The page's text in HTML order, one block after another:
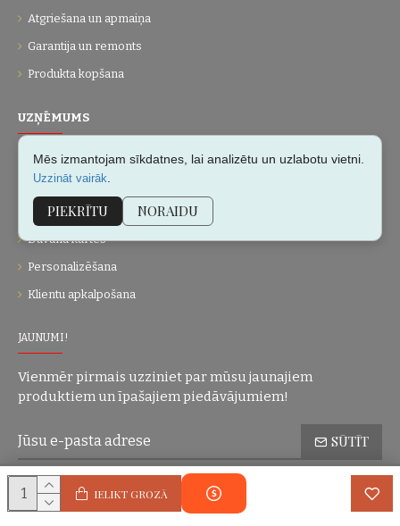
IELIKT GROZĀ
Atgriešana un apmaiņa
Garantija un remonts
Produkta kopšana
UZŅĒMUMS
Par mums
Kontakti
Vietnes karte
Dāvanu kartes
Personalizēšana
Klientu apkalpošana
JAUNUMI!
Vienmēr pirmais uzziniet par mūsu jaunajiem
produktiem un īpašajiem piedāvājumiem!
SŪTĪT
Esmu iepazinies(-usies) ar sadaļu Konfidencialitātes politika
piekrītu visiem minētajiem noteikumiem
Mēs izmantojam sīkdatnes, lai analizētu un uzlabotu vietni.
Uzzināt vairāk
PIEKRĪTU NORAIDU